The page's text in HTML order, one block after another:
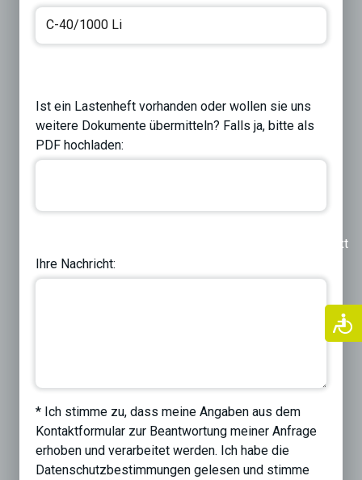
Ist ein Lastenheft vorhanden oder wollen sie uns
weitere Dokumente übermitteln? Falls ja, bitte als
PDF hochladen:
Next
Ihre Nachricht:
* Ich stimme zu, dass meine Angaben aus dem
Kontaktformular zur Beantwortung meiner Anfrage
erhoben und verarbeitet werden. Ich habe die
Datenschutzbestimmungen gelesen und stimme